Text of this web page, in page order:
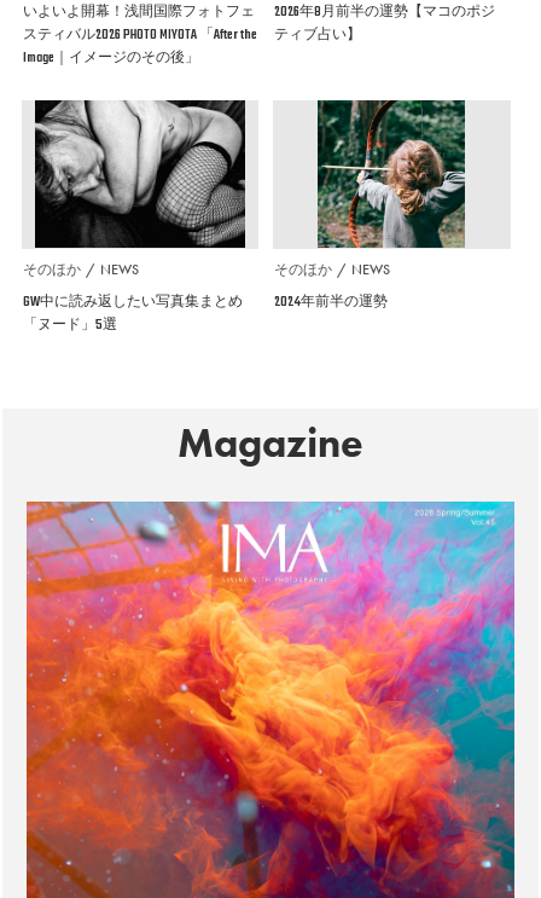
いよいよ開幕！浅間国際フォトフェ
スティバル2026 PHOTO MIYOTA 「After the
Image｜イメージのその後」
2026年8月前半の運勢【マコのポジ
ティブ占い】
そのほか NEWS
GW中に読み返したい写真集まとめ
「ヌード」5選
そのほか NEWS
2024年前半の運勢
Magazine